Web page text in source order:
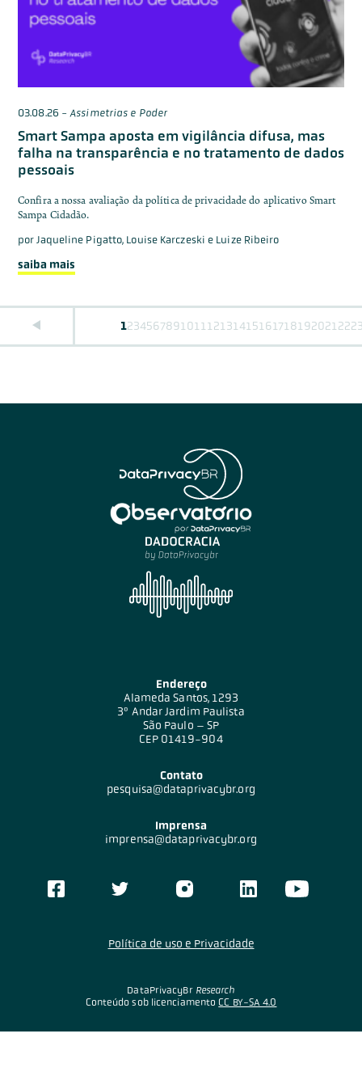
03.08.26 - Assimetrias e Poder
Smart Sampa aposta em vigilância difusa, mas
falha na transparência e no tratamento de dados
pessoais
Confira a nossa avaliação da política de privacidade do aplicativo Smart
Sampa Cidadão.
por Jaqueline Pigatto, Louise Karczeski e Luize Ribeiro
saiba mais
1234567891011 12131415161718192021 22
Endereço
Alameda Santos, 1293
3º Andar Jardim Paulista
São Paulo – SP
CEP 01419-904
Contato
pesquisa@dataprivacybr.org
Imprensa
imprensa@dataprivacybr.org
DataPrivacyBr Research
Conteúdo sob licenciamento CC BY-SA 4.0
Política de uso e Privacidade